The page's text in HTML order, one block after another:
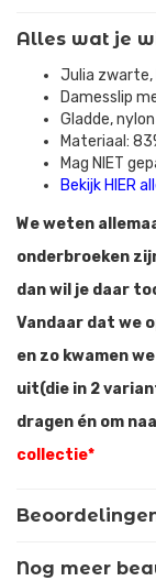
Alles wat je
Julia zwarte,
Damesslip
Gladde,
Materiaal:
Mag NIET
Bekijk HIER
We weten
onderbroeken
dan wil je daar
Vandaar dat we
en zo kwamen
uit(die in 2
dragen én om
collectie*
Nog meer